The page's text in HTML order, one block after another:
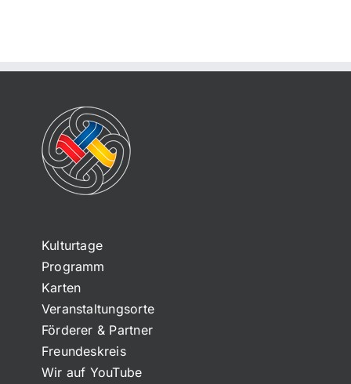
Kulturtage
Programm
Karten
Veranstaltungsorte
Förderer & Partner
Freundeskreis
Wir auf YouTube